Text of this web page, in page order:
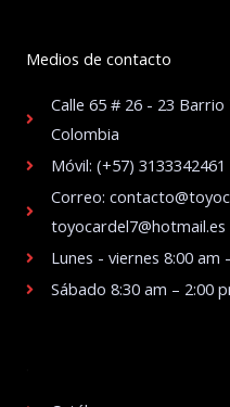
Medios de contacto
Calle 65 # 26 - 23
Colombia
Móvil: (+57) 3133342461
Correo:
toyocardel7@hotmail.es
Lunes - viernes 8:00 am
Sábado 8:30 am – 2:00